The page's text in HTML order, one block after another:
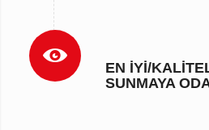
EN IYI/
SUNMAYA